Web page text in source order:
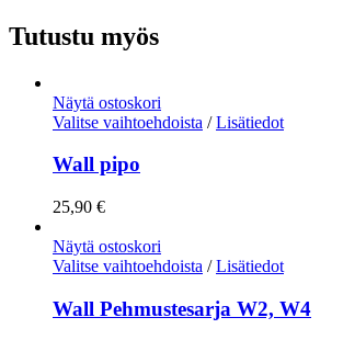
Tutustu myös
Näytä ostoskori
Valitse vaihtoehdoista / Lisätiedot
Wall pipo
25,90 €
Näytä ostoskori
Valitse vaihtoehdoista / Lisätiedot
Wall Pehmustesarja W2, W4